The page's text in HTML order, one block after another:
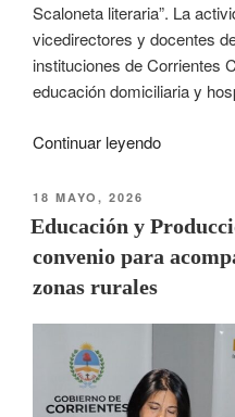
Scaloneta literaria”. La
vicedirectores y docentes
instituciones de Corrientes
educación domiciliaria y
Continuar leyendo
18 MAYO, 2026
Educación y
convenio para
zonas rurales